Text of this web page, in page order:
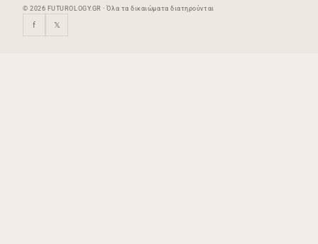
© 2026 FUTUROLOGY.GR · Όλα τα δικαιώματα διατηρούνται
f 𝕏